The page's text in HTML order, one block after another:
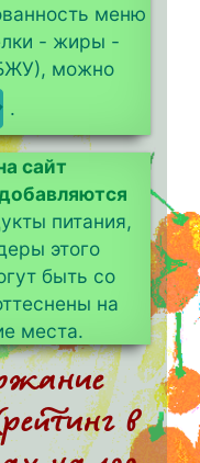
меню
- жиры -
можно
сайт
питания,
этого
быть со
на
места.
в